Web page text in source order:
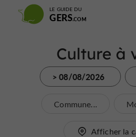
LE GUIDE DU
GERS
Culture à
> 08/08/2026
Commune...
Afficher la